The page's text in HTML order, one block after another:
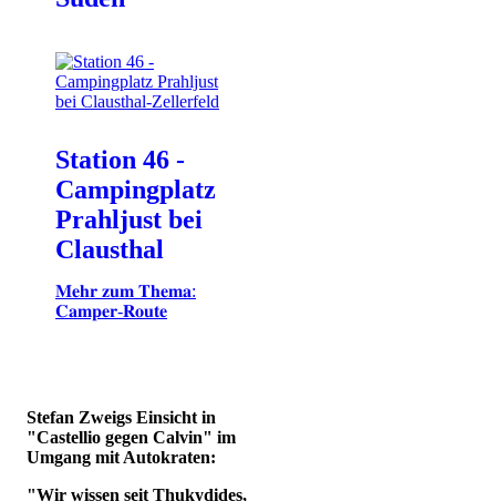
Station 46 -
Campingplatz
Prahljust bei
Clausthal
𝐌𝐞𝐡𝐫 𝐳𝐮𝐦 𝐓𝐡𝐞𝐦𝐚:
𝐂𝐚𝐦𝐩𝐞𝐫-𝐑𝐨𝐮𝐭𝐞
Stefan Zweigs Einsicht in
"Castellio gegen Calvin" im
Umgang mit Autokraten:
"Wir wissen seit Thukydides,